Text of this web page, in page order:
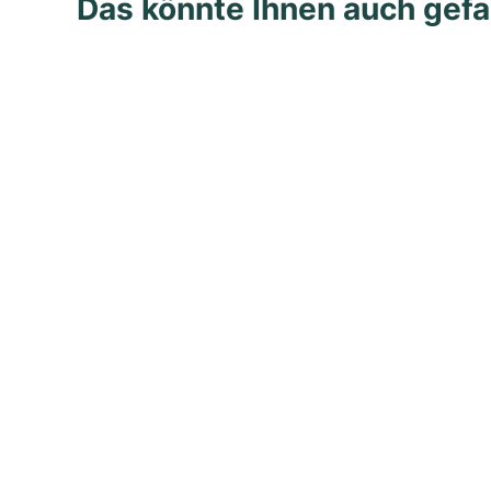
Das könnte Ihnen auch